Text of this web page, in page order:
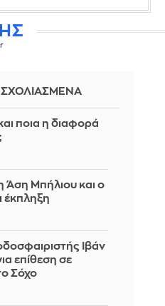
ΣΧΟΛΙΑΣΜΕΝΑ
ποια η διαφορά
Άση Μπήλιου και ο
έκπληξη
Ιβάν
επίθεση σε
Σόχο